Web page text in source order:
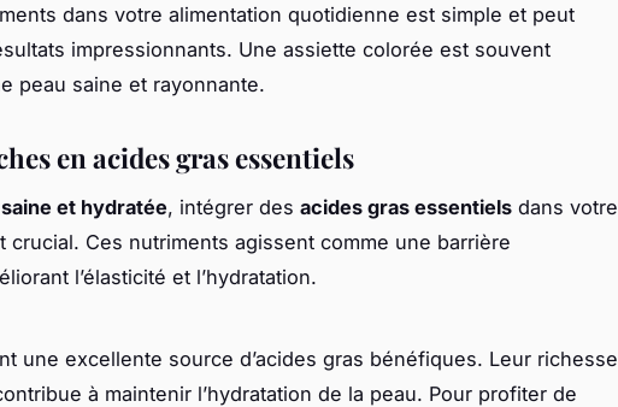
dans votre alimentation quotidienne est simple et peut
impressionnants. Une assiette colorée est souvent
peau saine et rayonnante.
en acides gras essentiels
et hydratée, intégrer des acides gras essentiels dans votre
crucial. Ces nutriments agissent comme une barrière
l’élasticité et l’hydratation.
une excellente source d’acides gras bénéfiques. Leur richesse
à maintenir l’hydratation de la peau. Pour profiter de